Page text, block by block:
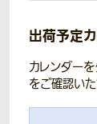
出荷予定
カレンダーを
をご確認いた